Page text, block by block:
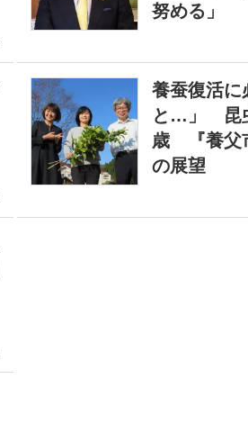
努める」
養蚕復活に
と…」 昆
歳 『養父
の展望